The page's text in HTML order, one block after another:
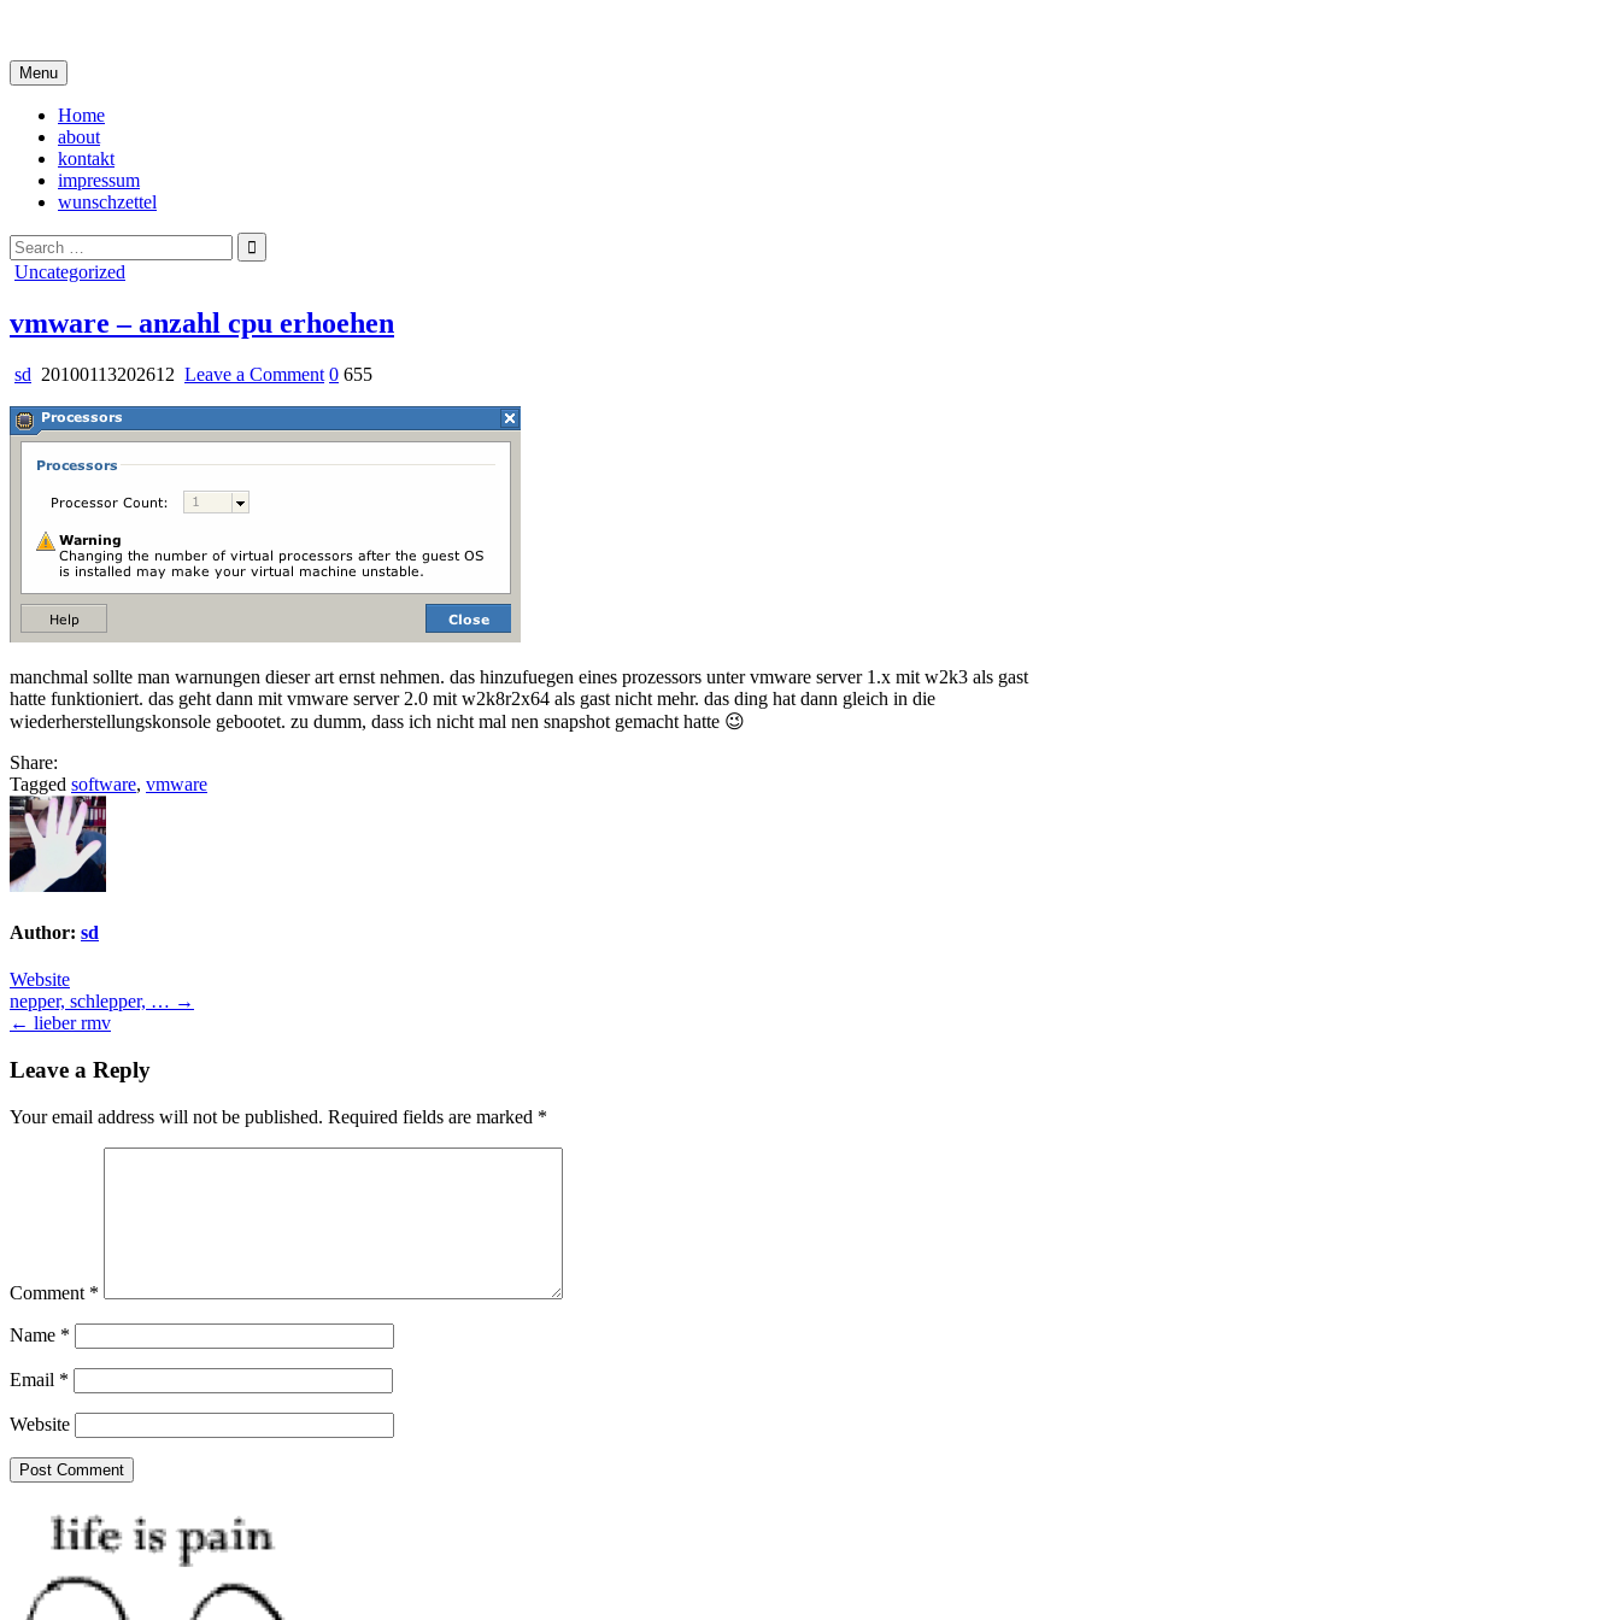
content
Menu
Home
about
kontakt
impressum
wunschzettel
Search
for:
Posted
Uncategorized
vmware – anzahl cpu erhoehen
sd 20100113202612 Leave a Commenton
anzahl
cpu
0 655
manchmal sollte man warnungen dieser art ernst nehmen. das hinzufuegen eines prozessors unter vmware server 1.x mit w2k3 als gast
hatte funktioniert. das geht dann mit vmware server 2.0 mit w2k8r2x64 als gast nicht mehr. das ding hat dann gleich in die
wiederherstellungskonsole gebootet. zu dumm, dass ich nicht mal nen snapshot gemacht hatte 😉
Share:
Tagged software, vmware
Author: sd
Website
Post
navigation
nepper, schlepper, … →
← lieber rmv
Leave a Reply
Your email address will not be published. Required fields are marked *
Comment *
Name *
Email *
Website